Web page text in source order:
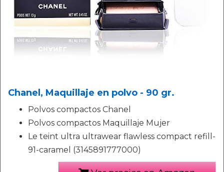
Chanel, Maquillaje en polvo - 90 gr.
Polvos compactos Chanel
Polvos compactos Maquillaje Mujer
Le teint ultra ultrawear flawless compact refill-
91-caramel (3145891777000)